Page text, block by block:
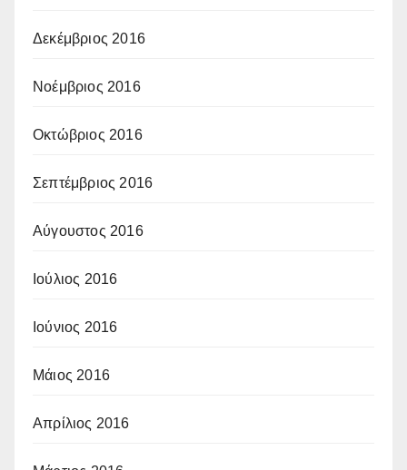
Δεκέμβριος 2016
Νοέμβριος 2016
Οκτώβριος 2016
Σεπτέμβριος 2016
Αύγουστος 2016
Ιούλιος 2016
Ιούνιος 2016
Μάιος 2016
Απρίλιος 2016